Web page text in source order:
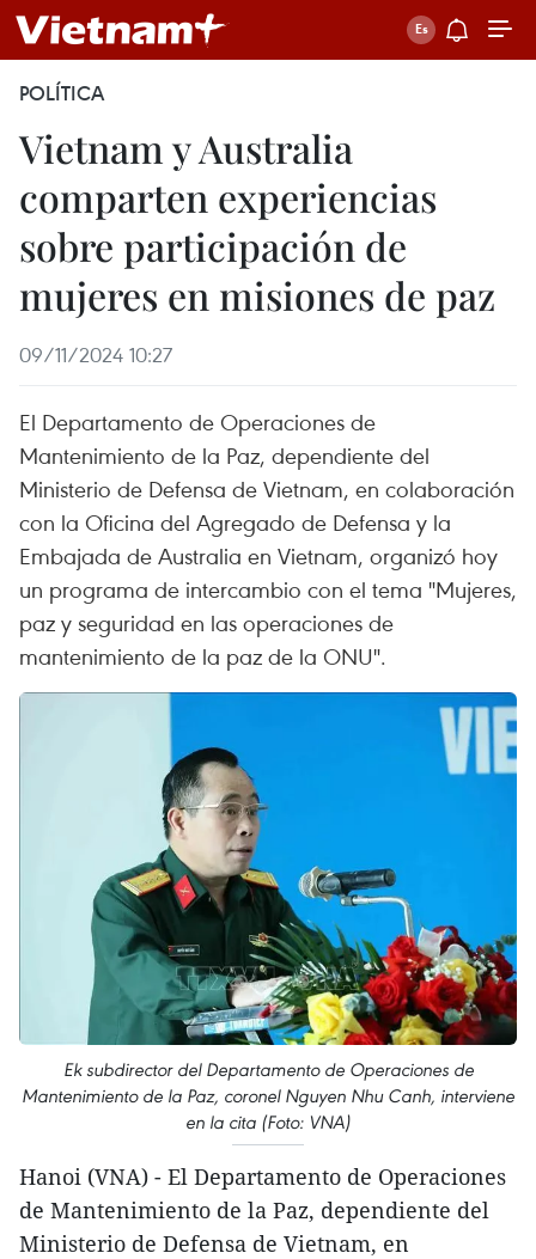
POLÍTICA
Vietnam y Australia
comparten experiencias
sobre participación de
mujeres en misiones de paz
09/11/2024 10:27
El Departamento de Operaciones de
Mantenimiento de la Paz, dependiente del
Ministerio de Defensa de Vietnam, en colaboración
con la Oficina del Agregado de Defensa y la
Embajada de Australia en Vietnam, organizó hoy
un programa de intercambio con el tema "Mujeres,
paz y seguridad en las operaciones de
mantenimiento de la paz de la ONU".
Ek subdirector del Departamento de Operaciones de
Mantenimiento de la Paz, coronel Nguyen Nhu Canh, interviene
en la cita (Foto: VNA)
Hanoi (VNA) - El Departamento de Operaciones
de Mantenimiento de la Paz, dependiente del
Ministerio de Defensa de Vietnam, en